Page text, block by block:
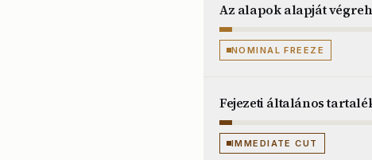
Az alapok alapját
NOMINAL FREEZE
Fejezeti általános
IMMEDIATE CUT